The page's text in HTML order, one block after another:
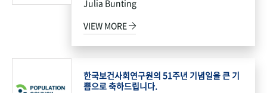
Julia Bunting
VIEW MORE
한국보건사회연구원의 51주년 기념일을 큰 기
쁨으로 축하드립니다.